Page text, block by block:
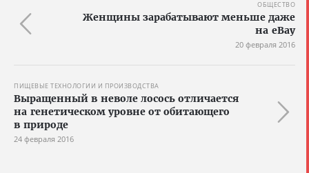
ОБЩЕСТВО
Женщины зарабатывают меньше даже
на eBay
20 февраля 2016
ПИЩЕВЫЕ ТЕХНОЛОГИИ И ПРОИЗВОДСТВА
Выращенный в неволе лосось отличается
на генетическом уровне от обитающего
в природе
24 февраля 2016